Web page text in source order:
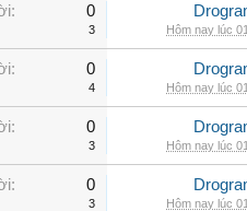
0
3 Hôm nay lúc
0
4 Hôm nay lúc
0
3 Hôm nay lúc
0
3 Hôm nay lúc